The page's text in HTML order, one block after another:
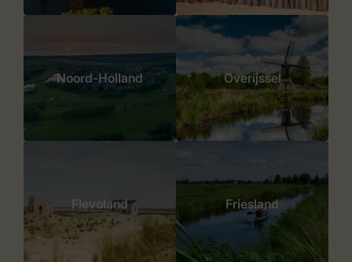
Noord-Holland Overijssel
Flevoland Friesland